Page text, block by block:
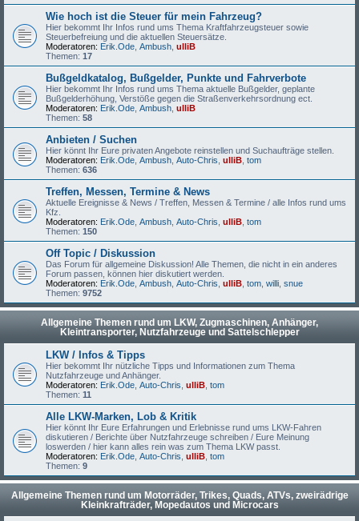
Wie hoch ist die Steuer für mein Fahrzeug?
Hier bekommt Ihr Infos rund ums Thema Kraftfahrzeugsteuer sowie
Steuerbefreiung und die aktuellen Steuersätze.
Moderatoren: Erik.Ode Ambush ulliB
Themen: 17
Bußgeldkatalog, Bußgelder, Punkte und Fahrverbote
Hier bekommt Ihr Infos rund ums Thema aktuelle Bußgelder, geplante
Bußgelderhöhung, Verstöße gegen die Straßenverkehrsordnung ect.
Moderatoren: Erik.Ode Ambush ulliB
Themen: 58
Anbieten / Suchen
Hier könnt Ihr Eure privaten Angebote reinstellen und Suchaufträge stellen.
Moderatoren: Erik.Ode Ambush Auto-Chris ulliB tom
Themen: 636
Treffen, Messen, Termine & News
Aktuelle Ereignisse & News / Treffen, Messen & Termine / alle Infos rund ums
Kfz.
Moderatoren: Erik.Ode Ambush Auto-Chris ulliB tom
Themen: 150
Off Topic / Diskussion
Das Forum für allgemeine Diskussion! Alle Themen, die nicht in ein anderes
Forum passen, können hier diskutiert werden.
Moderatoren: Erik.Ode Ambush Auto-Chris ulliB tom willi snue
Themen: 9752
Allgemeine Themen rund um LKW, Zugmaschinen, Anhänger,
Kleintransporter, Nutzfahrzeuge und Sattelschlepper
LKW / Infos & Tipps
Hier bekommt Ihr nützliche Tipps und Informationen zum Thema
Nutzfahrzeuge und Anhänger.
Moderatoren: Erik.Ode Auto-Chris ulliB tom
Themen: 11
Alle LKW-Marken, Lob & Kritik
Hier könnt Ihr Eure Erfahrungen und Erlebnisse rund ums LKW-Fahren
diskutieren / Berichte über Nutzfahrzeuge schreiben / Eure Meinung
loswerden / hier kann alles rein was zum Thema LKW passt.
Moderatoren: Erik.Ode Auto-Chris ulliB tom
Themen: 9
Allgemeine Themen rund um Motorräder, Trikes, Quads, ATVs, zweirädrige
Kleinkrafträder, Mopedautos und Microcars